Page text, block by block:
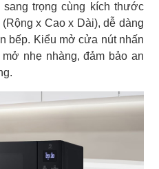
trọng cùng kích thước
x Cao x Dài), dễ dàng
bếp. Kiểu mở cửa nút nhấn
nhẹ nhàng, đảm bảo an